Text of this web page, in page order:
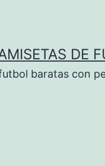
DE
baratas con